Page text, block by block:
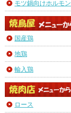
モツ鍋向けホルモン
国産鶏
地鶏
輸入鶏
ロース